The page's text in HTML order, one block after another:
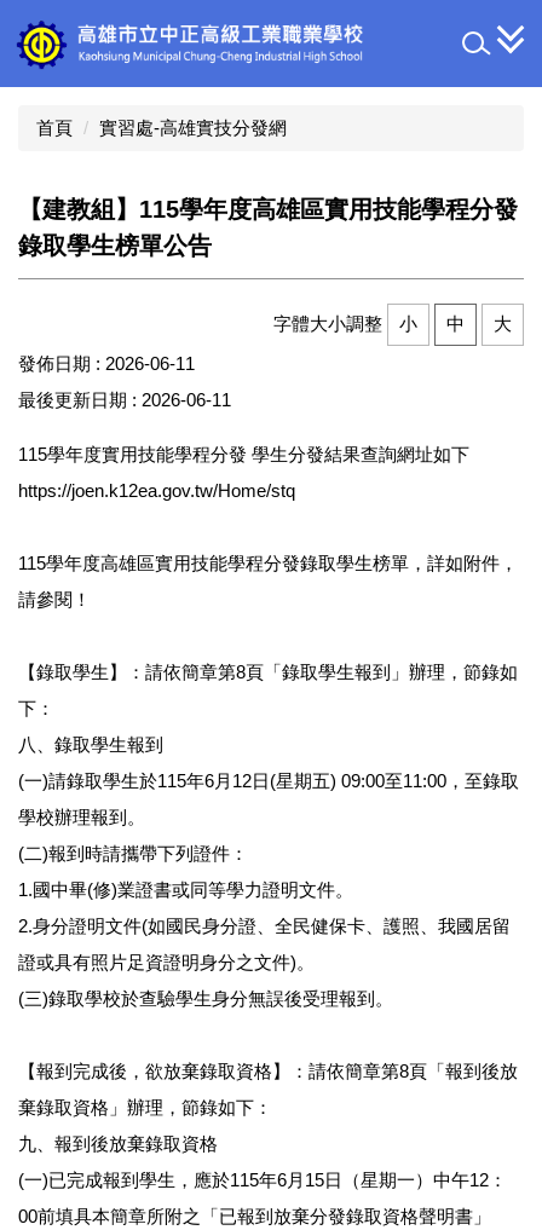
到
主
首頁 實習處-高雄實技分發網
【建教組】115學年度高雄區實用技能學程分發
錄取學生榜單公告
字體大小調整 小 中
大
發佈日期 : 2026-06-11
最後更新日期 : 2026-06-11
115學年度實用技能學程分發 學生分發結果查詢網址如下
https://joen.k12ea.gov.tw/Home/stq
115學年度高雄區實用技能學程分發錄取學生榜單，詳如附件，
請參閱！
【錄取學生】：請依簡章第8頁「錄取學生報到」辦理，節錄如
下：
八、錄取學生報到
(一)請錄取學生於115年6月12日(星期五) 09:00至11:00，至錄取
學校辦理報到。
(二)報到時請攜帶下列證件：
1.國中畢(修)業證書或同等學力證明文件。
2.身分證明文件(如國民身分證、全民健保卡、護照、我國居留
證或具有照片足資證明身分之文件)。
(三)錄取學校於查驗學生身分無誤後受理報到。
【報到完成後，欲放棄錄取資格】：請依簡章第8頁「報到後放
棄錄取資格」辦理，節錄如下：
九、報到後放棄錄取資格
(一)已完成報到學生，應於115年6月15日（星期一）中午12：
00前填具本簡章所附之「已報到放棄分發錄取資格聲明書」